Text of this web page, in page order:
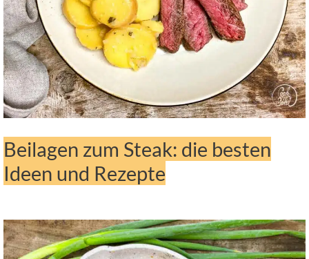
Beilagen zum Steak: die besten
Ideen und Rezepte